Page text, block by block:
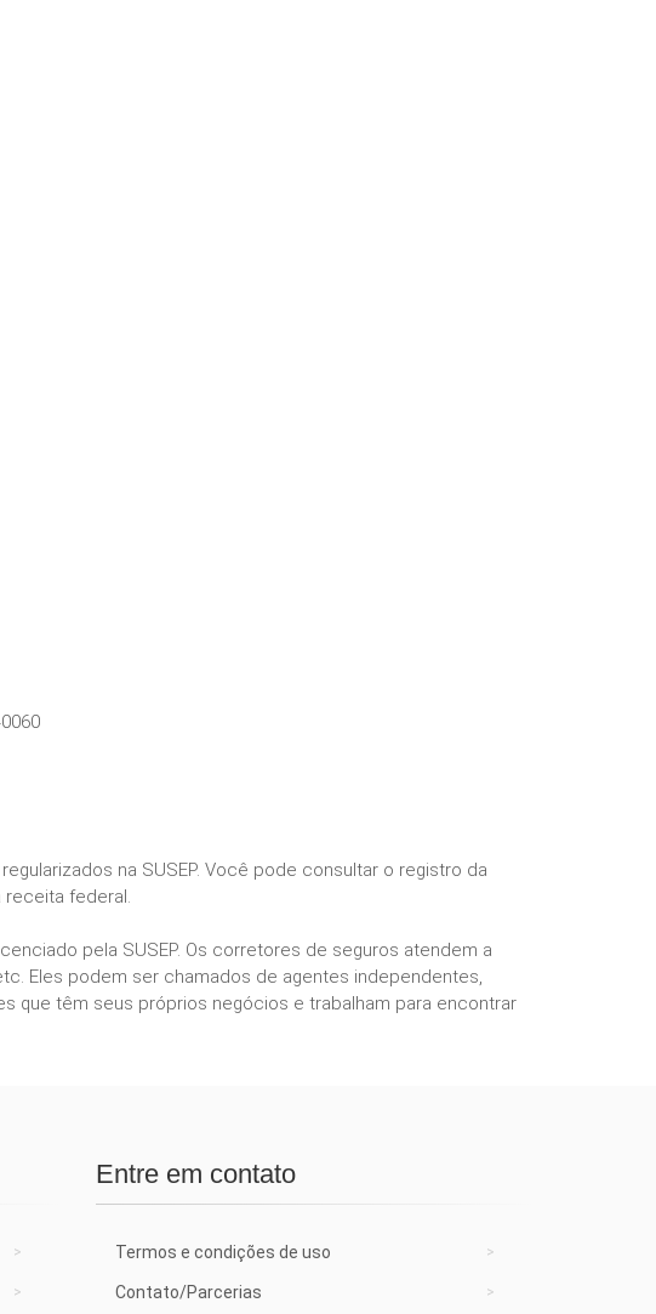
na SUSEP. Você pode consultar o registro da
receita federal.
pela SUSEP. Os corretores de seguros atendem a
Eles podem ser chamados de agentes independentes,
que têm seus próprios negócios e trabalham para encontrar
Entre em contato
Termos e condições de uso
Contato/Parcerias